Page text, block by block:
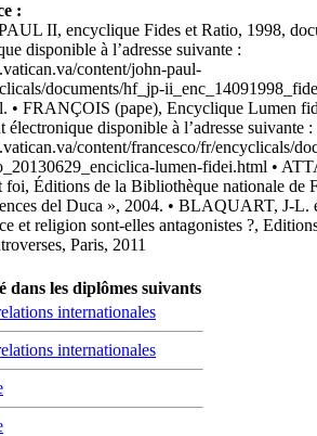
:
II, encyclique Fides et Ratio, 1998,
disponible à l’adresse suivante :
content/john-paul-
documents/hf_jp-
• FRANÇOIS (pape), Encyclique Lumen
électronique disponible à l’adresse suivante :
content/francesco/fr/encyclicals/
lumen-fidei.html •
foi, Éditions de la Bibliothèque nationale de
del Duca », 2004. • BLAQUART, J-L.
et religion sont-elles antagonistes ?,
Paris, 2011
dans les diplômes suivants
internationales
internationales